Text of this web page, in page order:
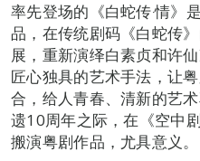
率先登场的《白蛇传‧情》
品，在传统剧码《白蛇传
展，重新演绎白素贞和许
匠心独具的艺术手法，让
合，给人青春、清新的艺
遗10周年之际，在《空中
搬演粤剧作品，尤具意义。